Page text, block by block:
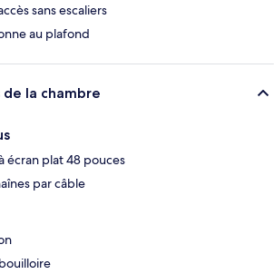
sans escaliers
au plafond
la chambre
écran plat 48 pouces
par câble